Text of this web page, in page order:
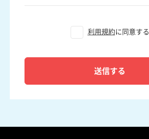
利用規約に同意する
送信する